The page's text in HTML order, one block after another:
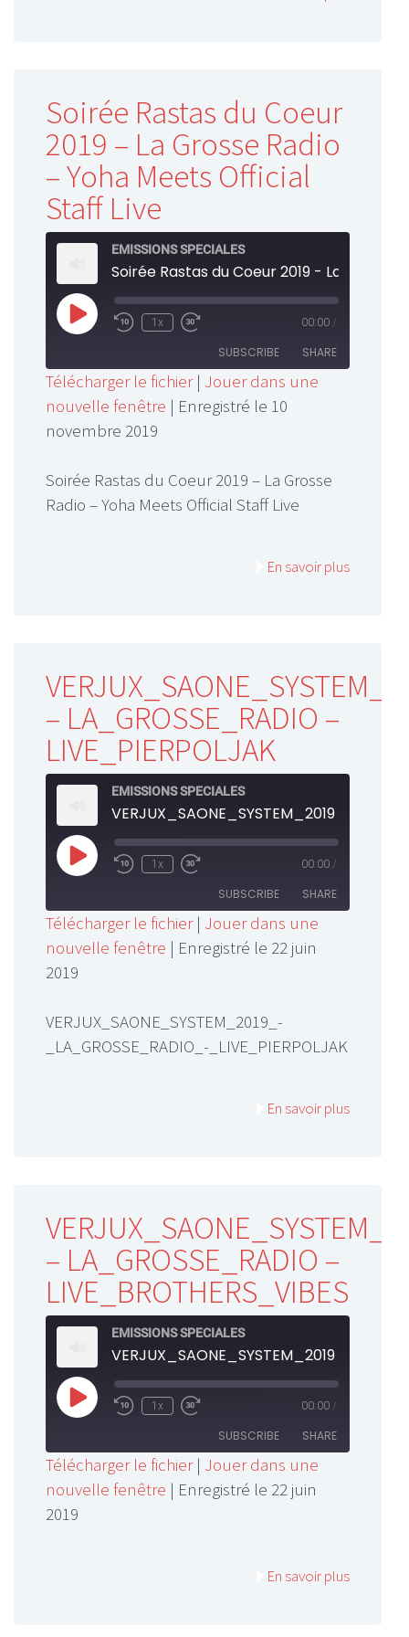
Soirée Rastas du Coeur
2019 – La Grosse Radio
– Yoha Meets Official
Staff Live
EMISSIONS SPECIALES
Play
EpisodeRewind
Seconds
1x
Fast
Forward
30
seconds
00:00 /
SUBSCRIBE SHARE
SHARE
EMBED
Télécharger le fichier| Jouer dans une
nouvelle fenêtre | Enregistré le 10
novembre 2019
Soirée Rastas du Coeur 2019 – La Grosse
Radio – Yoha Meets Official Staff Live
En savoir plus
– LA_GROSSE_RADIO –
LIVE_PIERPOLJAK
EMISSIONS SPECIALES
Play
EpisodeRewind
Seconds
1x
Fast
Forward
30
seconds
00:00 /
SUBSCRIBE SHARE
SHARE
EMBED
Télécharger le fichier| Jouer dans une
nouvelle fenêtre | Enregistré le 22 juin
2019
VERJUX_SAONE_SYSTEM_2019_-
_LA_GROSSE_RADIO_-_LIVE_PIERPOLJAK
En savoir plus
– LA_GROSSE_RADIO –
LIVE_BROTHERS_VIBES
EMISSIONS SPECIALES
Play
EpisodeRewind
Seconds
1x
Fast
Forward
30
seconds
00:00 /
SUBSCRIBE SHARE
SHARE
Télécharger le fichier| Jouer dans une
nouvelle fenêtre | Enregistré le 22 juin
2019
En savoir plus